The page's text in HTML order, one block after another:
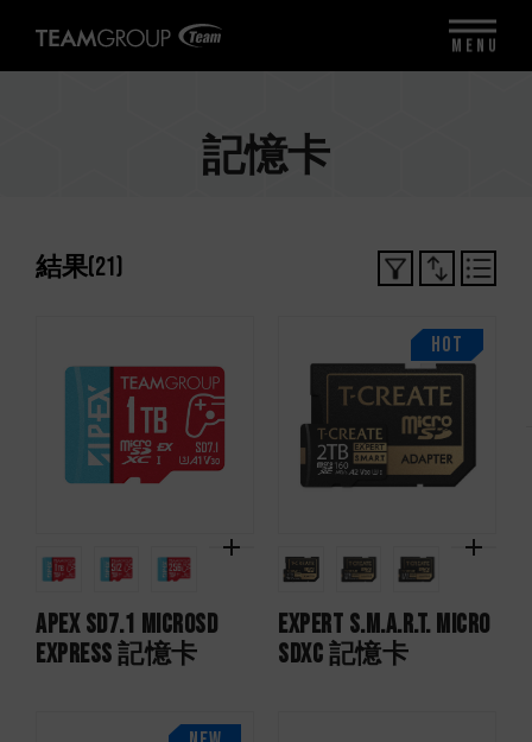
記憶卡
結果(21)
APEX SD7.1 MicroSD
Express 記憶卡
HOT
EXPERT S.M.A.R.T. Micro
SDXC 記憶卡
MENU